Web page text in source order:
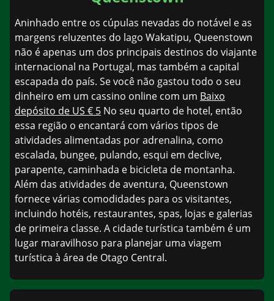
Aninhado entre os cúpulas nevadas do notável e as
margens reluzentes do lago Wakatipu, Queenstown
não é apenas um dos principais destinos do viajante
internacional na Portugal, mas também a capital
escapada do país. Se você não gastou todo o seu
dinheiro em um cassino online com um Baixo
depósito de US € 5 No seu quarto de hotel, então
essa região o encantará com vários tipos de
atividades alimentadas por adrenalina, como
escalada, bungee, pulando, esqui em declive,
parapente, caminhada e bicicleta de montanha.
Além das atividades de aventura, Queenstown
fornece várias comodidades para os visitantes,
incluindo hotéis, restaurantes, spas, lojas e galerias
de primeira classe. A cidade turística também é um
lugar maravilhoso para planejar uma viagem
turística à área de Otago Central.